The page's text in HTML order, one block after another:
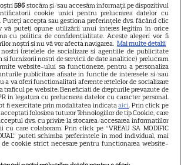
DISNEY PLUS
Premiere Disney+ august
2026: „Camp Rock 3”,
„Futurama” și trilogia
„Stăpânul Inelelor” ajung pe
platformă
DISNEY PLUS
Premiere de neratat pe Netflix,
Disney+ și SkyShowtime în
596 stocăm și/sau accesăm informații pe dispozitivul
cookie unici pentru prelucrarea datelor cu
Puteți accepta sau gestiona preferințele dvs. făcând clic
vă puteți opune utilizării unui interes legitim în orice
cu politica de confidențialitate. Aceste alegeri vor fi
noștri și nu vă vor afecta navigarea. Mai multe detalii
(retelele de socializare si agentiile de publicitate
si furnizorii nostri de servicii de date analitice) prelucram
website-ului sa functioneze, pentru a personaliza
publicitare afisate in functie de interesele si/sau
a va oferi functionalitati aferente retelelor de socializare
traficul pe website. Beneficiati de drepturile prevazute de
in legatura cu prelucrarea datelor cu caracter personal.
fi exercitate prin modalitatea indicataaici. Prin click pe
acceptati folosirea tuturor Tehnologiilor de tip Cookie, care
dvs. cu privire la stocarea/accesarea informatiilor
cu care colaboram. Prin click pe “VREAU SA MODIFIC
puteti schimba preferintele in mod individual, mai
cookie strict necesare pentru functionarea website-